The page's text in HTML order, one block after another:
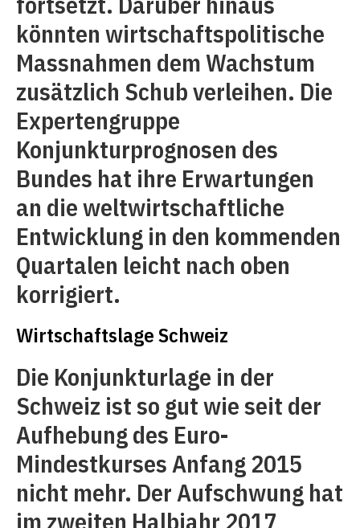
könnten wirtschaftspolitische
Massnahmen dem Wachstum
zusätzlich Schub verleihen. Die
Expertengruppe
Konjunkturprognosen des
Bundes hat ihre Erwartungen
an die weltwirtschaftliche
Entwicklung in den kommenden
Quartalen leicht nach oben
korrigiert.
Wirtschaftslage Schweiz
Die Konjunkturlage in der
Schweiz ist so gut wie seit der
Aufhebung des Euro-
Mindestkurses Anfang 2015
nicht mehr. Der Aufschwung hat
im zweiten Halbjahr 2017